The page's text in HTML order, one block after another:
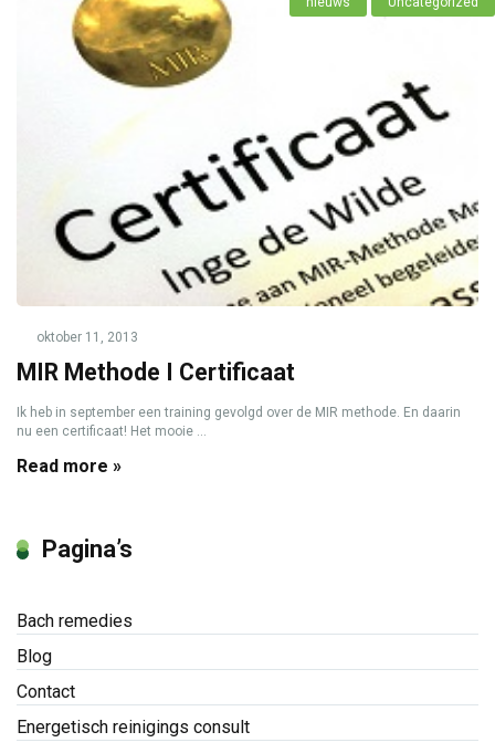
oktober 11, 2013
MIR Methode I Certificaat
Ik heb in september een training gevolgd over de MIR methode. En daarin
nu een certificaat! Het mooie ...
Read more »
Pagina’s
Bach remedies
Blog
Contact
Energetisch reinigings consult